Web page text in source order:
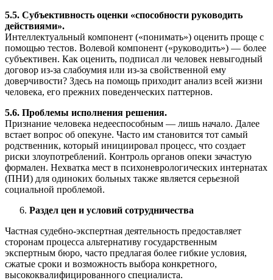
5.5. Субъективность оценки «способности руководить
действиями».
Интеллектуальный компонент («понимать») оценить проще с
помощью тестов. Волевой компонент («руководить») — более
субъективен. Как оценить, подписал ли человек невыгодный
договор из-за слабоумия или из-за свойственной ему
доверчивости? Здесь на помощь приходит анализ всей жизни
человека, его прежних поведенческих паттернов.
5.6. Проблемы исполнения решения.
Признание человека недееспособным — лишь начало. Далее
встает вопрос об опекуне. Часто им становится тот самый
родственник, который инициировал процесс, что создает
риски злоупотреблений. Контроль органов опеки зачастую
формален. Нехватка мест в психоневрологических интернатах
(ПНИ) для одиноких больных также является серьезной
социальной проблемой.
Раздел цен и условий сотрудничества
Частная судебно-экспертная деятельность предоставляет
сторонам процесса альтернативу государственным
экспертным бюро, часто предлагая более гибкие условия,
сжатые сроки и возможность выбора конкретного,
высококвалифицированного специалиста.